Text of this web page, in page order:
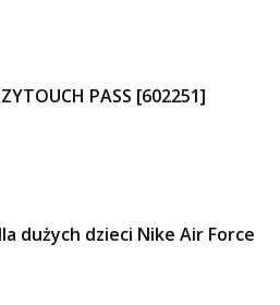
PASS [602251]
dużych dzieci Nike Air Force